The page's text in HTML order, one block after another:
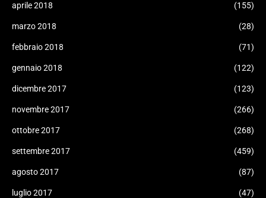
aprile 2018 (155)
marzo 2018 (28)
febbraio 2018 (71)
gennaio 2018 (122)
dicembre 2017 (123)
novembre 2017 (266)
ottobre 2017 (268)
settembre 2017 (459)
agosto 2017 (87)
luglio 2017 (47)